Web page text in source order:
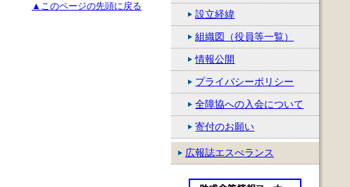
設立経緯
組織図（役員等一覧）
情報公開
プライバシーポリシー
全障協への入会について
寄付のお願い
広報誌エスぺランス
▲このページの先頭に戻る